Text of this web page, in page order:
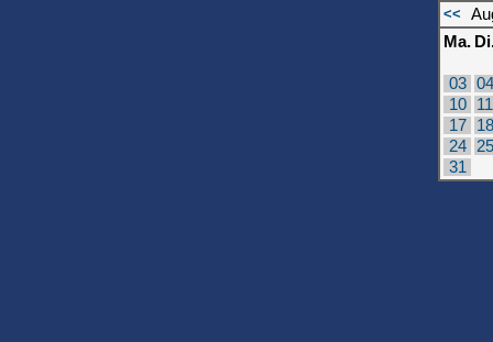
<<
Ma.
03 04
10
11
17
18
24
25
31